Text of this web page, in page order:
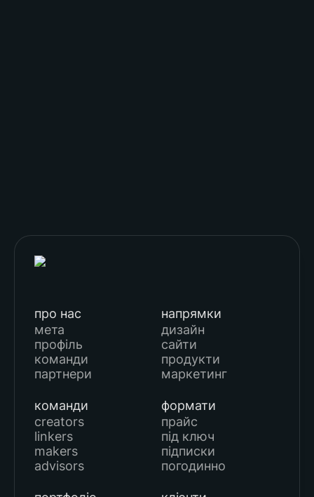
про нас
мета
профіль
команди
партнери
напрямки
дизайн
сайти
продукти
маркетинг
команди
creators
linkers
makers
advisors
формати
прайс
під ключ
підписки
погодинно